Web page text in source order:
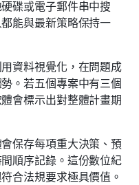
碟或電子郵件串中搜
能與最新策略保持一
資料視覺化，在問題成
。若五個專案中有三個
會標示出對整體計畫期
保存每項重大決策、預
順序記錄。這份數位紀
合法規要求極具價值。